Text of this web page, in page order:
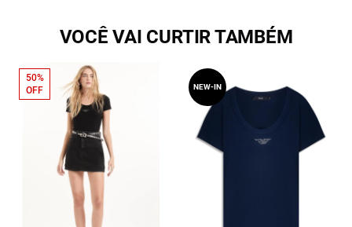
VOCÊ VAI CURTIR TAMBÉM
50%
OFF
NEW-IN